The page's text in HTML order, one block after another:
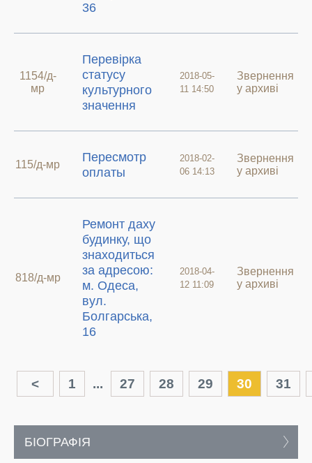
36
1154/д-
мр
Перевірка
статусу
культурного
значення
2018-05-
11 14:50
Звернення
у архиві
115/д-мр
Пересмотр
оплаты
2018-02-
06 14:13
Звернення
у архиві
818/д-мр
Ремонт даху
будинку, що
знаходиться
за адресою:
м. Одеса,
вул.
Болгарська,
16
2018-04-
12 11:09
Звернення
у архиві
< 1 ... 27 28 29 30 31
БІОГРАФІЯ